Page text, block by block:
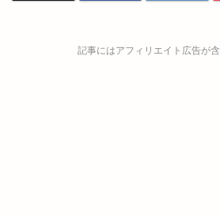
記事にはアフィリエイト広告が